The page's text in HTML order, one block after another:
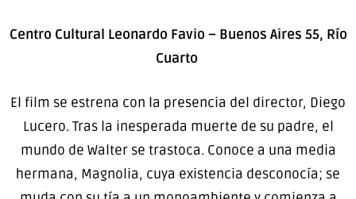
Centro Cultural Leonardo Favio – Buenos Aires 55, Río
Cuarto
El film se estrena con la presencia del director, Diego
Lucero. Tras la inesperada muerte de su padre, el
mundo de Walter se trastoca. Conoce a una media
hermana, Magnolia, cuya existencia desconocía; se